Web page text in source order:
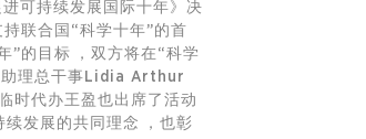
可持续发展国际十年》决
持联合国“科学十年”的首
目标，双方将在“科学
助理总干事Lidia Arthur
时代办王盈也出席了活动
展的共同理念，也彰